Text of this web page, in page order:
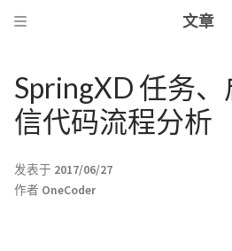
文章
SpringXD 任务
信代码流程分析
发表于 2017/06/27
作者 OneCoder